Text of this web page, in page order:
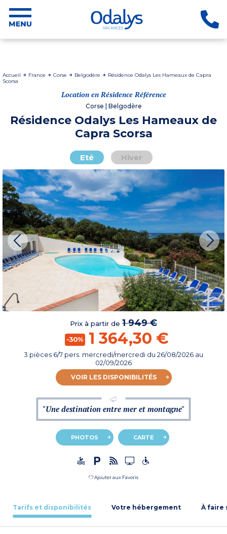
Accueil France Corse Belgodère
Résidence Odalys Les Hameaux de Capra
Scorsa
Location en Résidence Référence
Corse | Belgodère
Résidence Odalys Les Hameaux de
Capra Scorsa
Eté Hiver
Prix à partir de 1 949 €
-30% 1 364,30 €
3 pièces 6/7 pers. mercredi/mercredi du 26/08/2026 au
02/09/2026
VOIR LES DISPONIBILITÉS
"Une destination entre mer et montagne"
PHOTOS CARTE
Ajouter aux Favoris
Tarifs et disponibilités Votre hébergement À faire